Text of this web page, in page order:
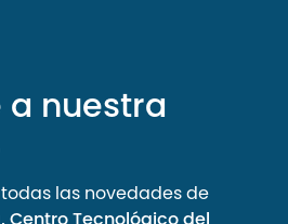
a nuestra
las novedades de